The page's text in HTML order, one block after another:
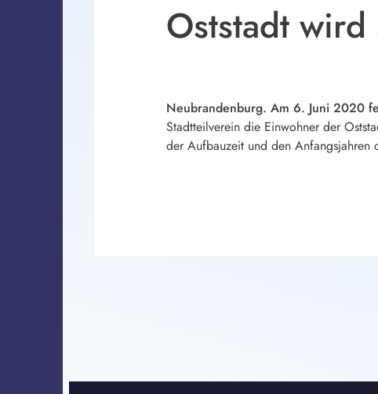
Oststadt
Neubrandenburg. Am 6. Juni 2020
Stadtteilverein die Einwohner der
der Aufbauzeit und den Anfangsjahren